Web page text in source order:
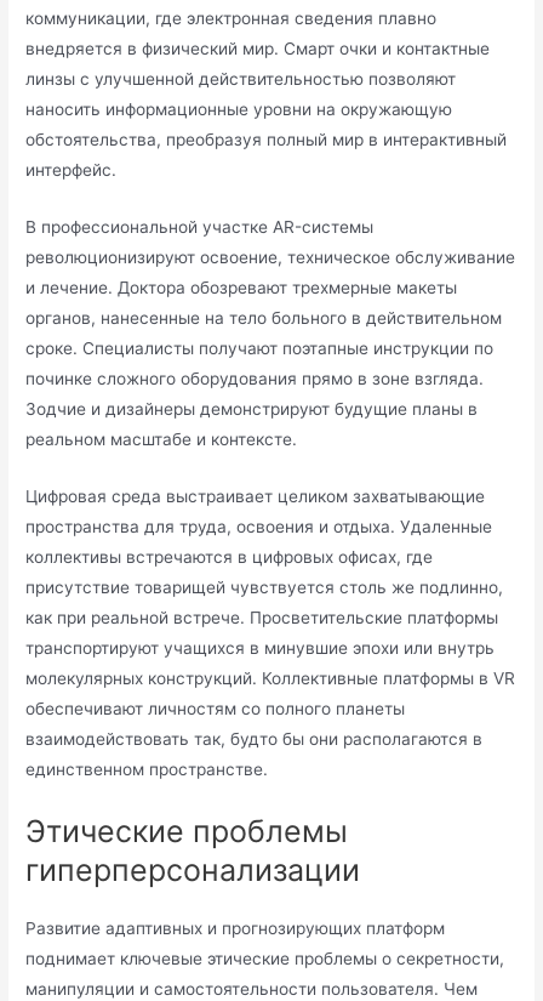
коммуникации, где электронная сведения плавно
внедряется в физический мир. Смарт очки и контактные
линзы с улучшенной действительностью позволяют
наносить информационные уровни на окружающую
обстоятельства, преобразуя полный мир в интерактивный
интерфейс.
В профессиональной участке AR-системы
революционизируют освоение, техническое обслуживание
и лечение. Доктора обозревают трехмерные макеты
органов, нанесенные на тело больного в действительном
сроке. Специалисты получают поэтапные инструкции по
починке сложного оборудования прямо в зоне взгляда.
Зодчие и дизайнеры демонстрируют будущие планы в
реальном масштабе и контексте.
Цифровая среда выстраивает целиком захватывающие
пространства для труда, освоения и отдыха. Удаленные
коллективы встречаются в цифровых офисах, где
присутствие товарищей чувствуется столь же подлинно,
как при реальной встрече. Просветительские платформы
транспортируют учащихся в минувшие эпохи или внутрь
молекулярных конструкций. Коллективные платформы в VR
обеспечивают личностям со полного планеты
взаимодействовать так, будто бы они располагаются в
единственном пространстве.
Этические проблемы
гиперперсонализации
Развитие адаптивных и прогнозирующих платформ
поднимает ключевые этические проблемы о секретности,
манипуляции и самостоятельности пользователя. Чем